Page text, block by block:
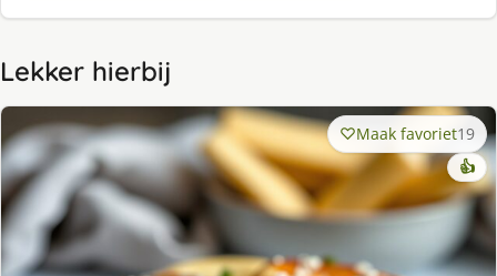
Lekker hierbij
Maak favoriet19
👍